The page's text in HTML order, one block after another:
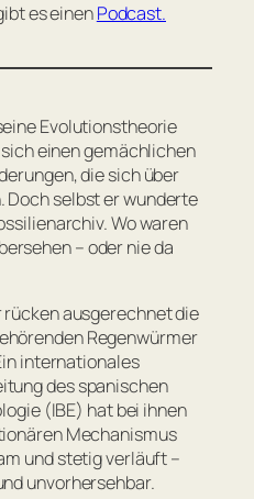
es einenPodcast.
Evolutionstheorie
einen gemächlichen
die sich über
selbst er wunderte
Wo waren
– oder nie da
rücken ausgerechnet die
Regenwürmer
internationales
des spanischen
(IBE) hat bei ihnen
Mechanismus
und stetig verläuft –
unvorhersehbar.